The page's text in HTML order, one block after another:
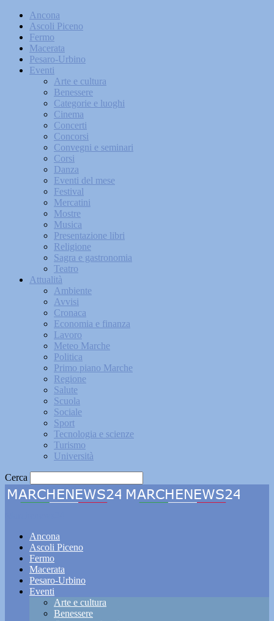
Ancona
Ascoli Piceno
Fermo
Macerata
Pesaro-Urbino
Eventi
Arte e cultura
Benessere
Categorie e luoghi
Cinema
Concerti
Concorsi
Convegni e seminari
Corsi
Danza
Eventi del mese
Festival
Mercatini
Mostre
Musica
Presentazione libri
Religione
Sagra e gastronomia
Teatro
Attualità
Ambiente
Avvisi
Cronaca
Economia e finanza
Lavoro
Meteo Marche
Politica
Primo piano Marche
Regione
Salute
Scuola
Sociale
Sport
Tecnologia e scienze
Turismo
Università
Cerca
Ancona
Ascoli Piceno
Fermo
Macerata
Pesaro-Urbino
Eventi
Arte e cultura
Benessere